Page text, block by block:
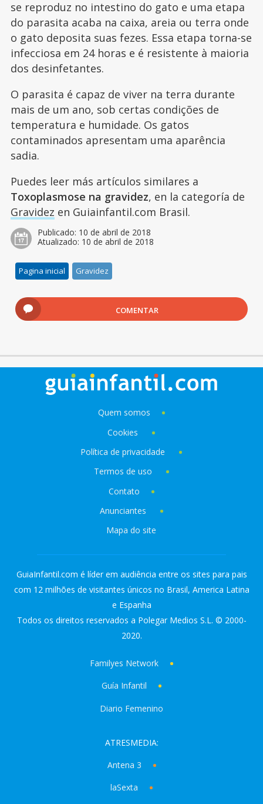
se reproduz no intestino do gato e uma etapa
do parasita acaba na caixa, areia ou terra onde
o gato deposita suas fezes. Essa etapa torna-se
infecciosa em 24 horas e é resistente à maioria
dos desinfetantes.
O parasita é capaz de viver na terra durante
mais de um ano, sob certas condições de
temperatura e humidade. Os gatos
contaminados apresentam uma aparência
sadia.
Puedes leer más artículos similares a
Toxoplasmose na gravidez, en la categoría de
Gravidez en Guiainfantil.com Brasil.
Publicado: 10 de abril de 2018
Atualizado: 10 de abril de 2018
Pagina inicial Gravidez
COMENTAR
Quem somos
Cookies
Política de privacidade
Termos de uso
Contato
Anunciantes
Mapa do site
GuiaInfantil.com é líder em audiência entre os sites para pais
com 12 milhões de visitantes únicos no Brasil, America Latina
e Espanha
Todos os direitos reservados a Polegar Medios S.L. © 2000-
2020.
Familyes Network
Guía Infantil
Diario Femenino
ATRESMEDIA:
Antena 3
laSexta